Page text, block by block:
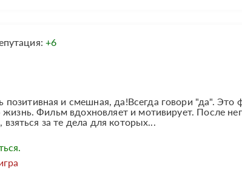
+6
и смешная, да!Всегда говори "да". Это
Фильм вдохновляет и мотивирует. После
за те дела для которых...